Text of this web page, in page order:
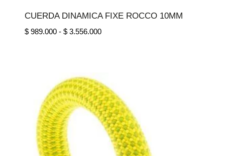
CUERDA DINAMICA FIXE ROCCO 10MM
$989.000 - $3.556.000Rango
hasta
$ 3.556.000